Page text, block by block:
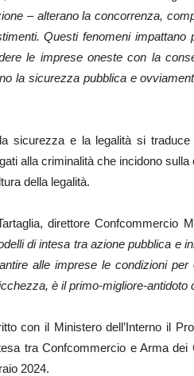
– alterano la concorrenza,
Questi fenomeni impattano
le imprese oneste con la
la sicurezza pubblica e
sicurezza e la legalità si
alla criminalità che incidono
della legalità.
direttore Confcommercio
di intesa tra azione pubblica e
alle imprese le condizioni per
è il primo-migliore-antidoto
con il Ministero dell’Interno il
tra Confcommercio e Arma dei
2024.